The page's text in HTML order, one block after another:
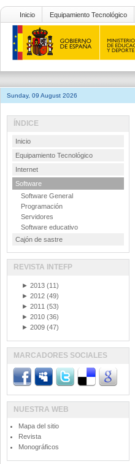
Inicio Equipamiento Tecnológico
Sunday, 09 August 2026
ÍNDICE
Inicio
Equipamiento Tecnológico
Internet
Software
Software General
Programación
Servidores
Software educativo
Cajón de sastre
REVISTA INTEFP
► 2013 (11)
► 2012 (49)
► 2011 (53)
► 2010 (36)
► 2009 (47)
MARCADORES SOCIALES
NUESTRA WEB
Mapa del sitio
Revista
Monográficos